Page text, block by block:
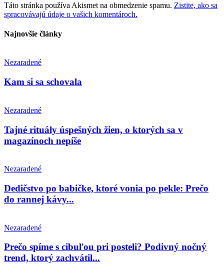
Táto stránka používa Akismet na obmedzenie spamu. Zistite, ako sa
spracovávajú údaje o vašich komentároch.
Najnovšie články
Nezaradené
Kam si sa schovala
Nezaradené
Tajné rituály úspešných žien, o ktorých sa v
magazínoch nepíše
Nezaradené
Dedičstvo po babičke, ktoré vonia po pekle: Prečo
do rannej kávy...
Nezaradené
Prečo spíme s cibuľou pri posteli? Podivný nočný
trend, ktorý zachvátil...